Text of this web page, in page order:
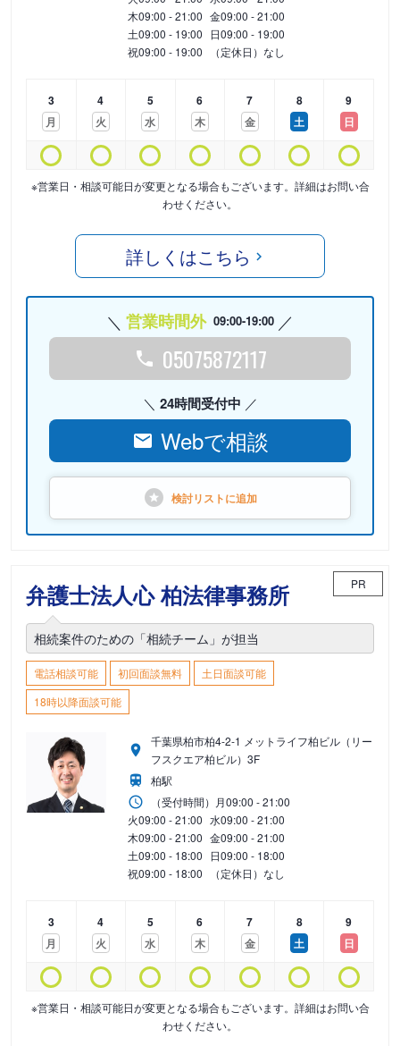
木09:00 - 21:00 金09:00 - 21:00
土09:00 - 19:00 日09:00 - 19:00
祝09:00 - 19:00 （定休日）なし
3
月
4
火
5
水
6
木
7
金
8
土
9
日
※営業日・相談可能日が変更となる場合もございます。詳細はお問い合
わせください。
詳しくはこちら
営業時間外 09:00-19:00
05075872117
24時間受付中
Webで相談
検討リストに追加
弁護士法人心 柏法律事務所 PR
相続案件のための「相続チーム」が担当
電話相談可能 初回面談無料
土日面談可能
18時以降面談可能
千葉県柏市柏4-2-1 メットライフ柏ビル（リー
フスクエア柏ビル）3F
柏駅
（受付時間） 月09:00 - 21:00
火09:00 - 21:00 水09:00 - 21:00
木09:00 - 21:00 金09:00 - 21:00
土09:00 - 18:00 日09:00 - 18:00
祝09:00 - 18:00 （定休日）なし
3
月
4
火
5
水
6
木
7
金
8
土
9
日
※営業日・相談可能日が変更となる場合もございます。詳細はお問い合
わせください。